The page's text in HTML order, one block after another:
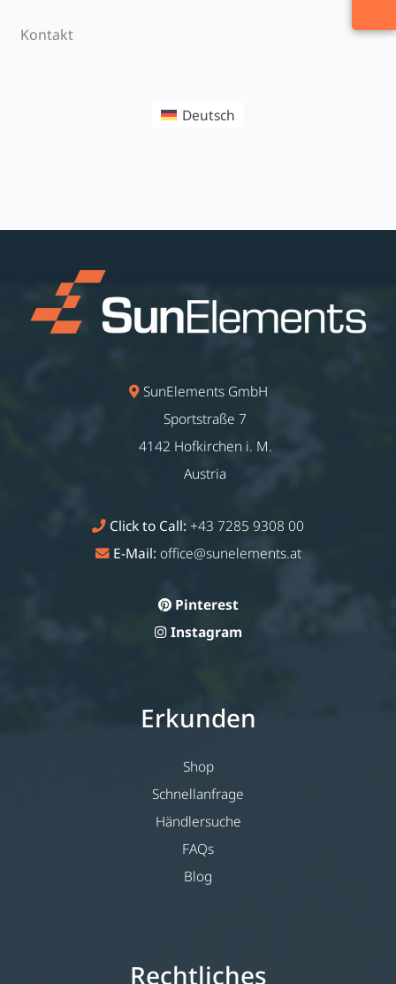
Kontakt
Deutsch
SunElements GmbH
Sportstraße 7
4142 Hofkirchen i. M.
Austria
Click to Call: +43 7285 9308 00
E-Mail: office@sunelements.at
Pinterest
Instagram
Erkunden
Shop
Schnellanfrage
Händlersuche
FAQs
Blog
Rechtliches